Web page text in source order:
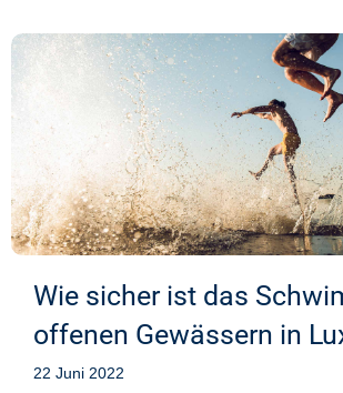
Wie sicher ist das
offenen Gewässern in
22 Juni 2022